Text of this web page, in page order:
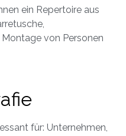
ein Repertoire aus
von Personen
für: Unternehmen,